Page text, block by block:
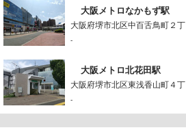
大阪メトロなかもず駅
大阪府堺市北区中百舌鳥町２丁
-
大阪メトロ北花田駅
大阪府堺市北区東浅香山町４丁
-